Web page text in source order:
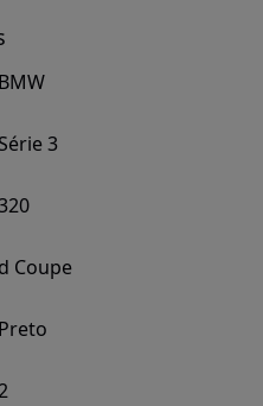
BMW
Série 3
d Coupe
Preto